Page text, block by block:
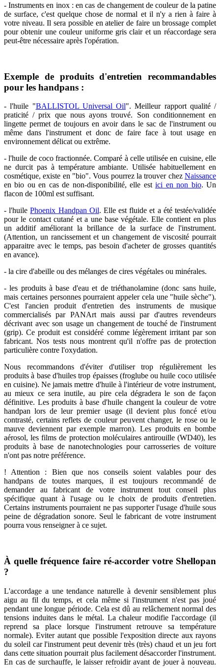
- Instruments en inox : en cas de changement de couleur de la patine
de surface, c'est quelque chose de normal et il n'y a rien à faire à
votre niveau. Il sera possible en atelier de faire un brossage complet
pour obtenir une couleur uniforme gris clair et un réaccordage sera
peut-être nécessaire après l'opération.
Exemple de produits d'entretien recommandables
pour les handpans :
- l'huile "BALLISTOL Universal Oil". Meilleur rapport qualité /
praticité / prix que nous ayons trouvé. Son conditionnement en
lingette permet de toujours en avoir dans le sac de l'instrument ou
même dans l'instrument et donc de faire face à tout usage en
environnement délicat ou extrême.
- l'huile de coco fractionnée. Comparé à celle utilisée en cuisine, elle
ne durcit pas à température ambiante. Utilisée habituellement en
cosmétique, existe en "bio". Vous pourrez la trouver chez Naissance
en bio ou en cas de non-disponibilité, elle estici en non bio. Un
flacon de 100ml est suffisant.
- l'huilePhoenix Handpan Oil. Elle est fluide et a été testée/validée
pour le contact cutané et a une base végétale. Elle contient en plus
un additif améliorant la brillance de la surface de l'instrument.
(Attention, un rancissement et un changement de viscosité pourrait
apparaitre avec le temps, pas besoin d'acheter de grosses quantités
en avance).
- la cire d'abeille ou des mélanges de cires végétales ou minérales.
- les produits à base d'eau et de triéthanolamine (donc sans huile,
mais certaines personnes pourraient appeler cela une "huile sèche").
C'est l'ancien produit d'entretien des instruments de musique
commercialisés par PANArt mais aussi par d'autres revendeurs
décrivant avec son usage un changement de touché de l'instrument
(grip). Ce produit est considéré comme légèrement irritant par son
fabricant. Nos tests nous montrent qu'il n'offre pas de protection
particulière contre l'oxydation.
Nous recommandons d'éviter d'utiliser trop régulièrement les
produits à base d'huiles trop épaisses (froglube ou huile coco utilisée
en cuisine). Ne jamais mettre d'huile à l'intérieur de votre instrument,
au mieux ce sera inutile, au pire cela dégradera le son de façon
définitive. Les produits à base d'huile changent la couleur de votre
handpan lors de leur premier usage (il devient plus foncé et/ou
contrasté, certains reflets de couleur peuvent changer, le rose ou le
mauve deviennent par exemple marron). Les produits en bombe
aérosol, les films de protection moléculaires antirouille (WD40), les
produits à base de nanotechnologies pour carrosseries de voiture
n'ont pas notre préférence.
! Attention : Bien que nos conseils soient valables pour des
handpans de toutes marques, il est toujours recommandé de
demander au fabricant de votre instrument tout conseil plus
spécifique quant à l'usage ou le choix de produits d'entretien.
Certains instruments pourraient ne pas supporter l'usage d'huile sous
peine de dégradation sonore. Seul le fabricant de votre instrument
pourra vous renseigner à ce sujet.
À quelle fréquence faire ré-accorder votre Shellopan
?
L'accordage a une tendance naturelle à devenir sensiblement plus
aigu au fil du temps, et cela même si l'instrument n'est pas joué
pendant une longue période. Cela est dû au relâchement normal des
tensions induites dans le métal. La chaleur modifie l'accordage (il
reprend sa place lorsque l'instrument retrouve sa température
normale). Eviter autant que possible l'exposition directe aux rayons
du soleil car l'instrument peut devenir très (très) chaud et un jeu fort
dans cette situation pourrait plus facilement désaccorder l'instrument.
En cas de surchauffe, le laisser refroidir avant de jouer à nouveau.